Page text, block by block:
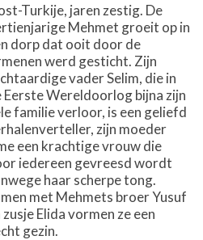
Turkije, jaren zestig. De
Mehmet groeit op in
dorp dat ooit door de
werd gesticht. Zijn
vader Selim, die in
Eerste Wereldoorlog bijna zijn
familie verloor, is een geliefd
zijn moeder
een krachtige vrouw die
iedereen gevreesd wordt
haar scherpe tong.
met Mehmets broer Yusuf
zusje Elida vormen ze een
gezin.